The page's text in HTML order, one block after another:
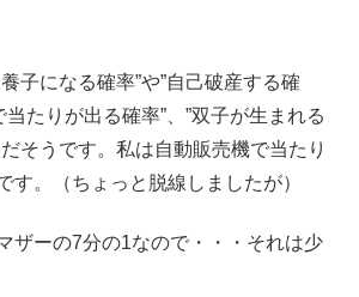
子になる確率”や”自己破産する確
当たりが出る確率”、”双子が生まれる
そうです。私は自動販売機で当たり
す。（ちょっと脱線しましたが）
ザーの7分の1なので・・・それは少